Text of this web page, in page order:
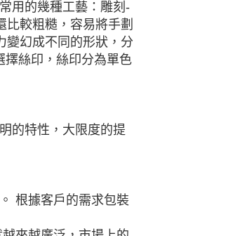
用的幾種工藝：雕刻-
較粗糙，容易將手劃
變幻成不同的形狀，分
擇絲印，絲印分為單色
的特性，大限度的提
根據客戶的需求包裝